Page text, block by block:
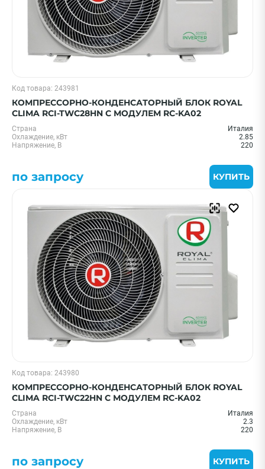
Код товара: 243981
КОМПРЕССОРНО-КОНДЕНСАТОРНЫЙ БЛОК ROYAL
CLIMA RCI-TWC28HN С МОДУЛЕМ RC-KA02
Страна
Италия
Охлаждение, кВт
2.85
Напряжение, В
220
по запросу КУПИТЬ
Код товара: 243980
КОМПРЕССОРНО-КОНДЕНСАТОРНЫЙ БЛОК ROYAL
CLIMA RCI-TWC22HN С МОДУЛЕМ RC-KA02
Страна
Италия
Охлаждение, кВт
2.3
Напряжение, В
220
по запросу КУПИТЬ